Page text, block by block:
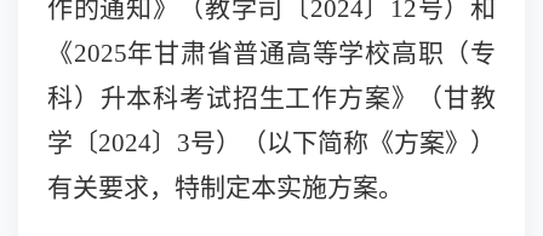
作的通知》（教学司〔2024〕12号）和
《2025年甘肃省普通高等学校高职（专
科）升本科考试招生工作方案》（甘教
学 〔2024〕3号）（以下简称《方案》）
有关要求，特制定本实施方案。